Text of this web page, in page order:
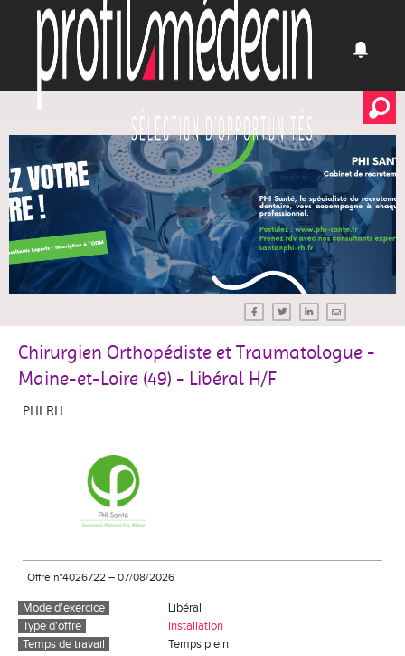
Chirurgien Orthopédiste et Traumatologue -
Maine-et-Loire (49) - Libéral H/F
PHI RH
Offre n°4026722 – 07/08/2026
Mode d'exercice
Libéral
Type d'offre
Installation
Temps de travail
Temps plein